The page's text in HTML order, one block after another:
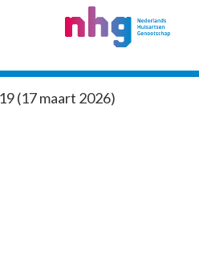
(17 maart 2026)